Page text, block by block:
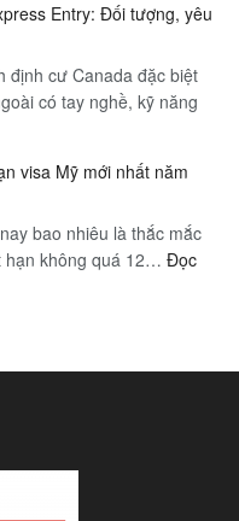
|
Nội
–
Sapa
sương
–
dung
định
89/
chính
Entry: Đối tượng, yêu
định cư Canada đặc biệt
có tay nghề, kỹ năng
visa Mỹ mới nhất năm
bao nhiêu là thắc mắc
hạn không quá 12… Đọc